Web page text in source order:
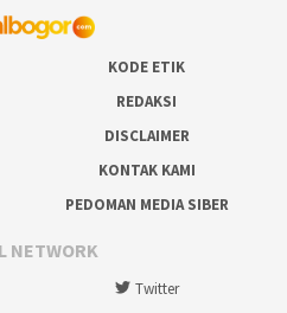
KODE ETIK
REDAKSI
DISCLAIMER
KONTAK KAMI
PEDOMAN MEDIA SIBER
NETWORK
Twitter